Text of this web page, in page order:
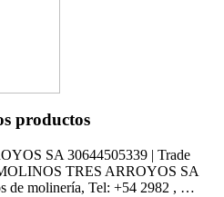
productos
SA 30644505339 | Trade
TRES ARROYOS SA
de molinería, Tel: +54 2982 , …